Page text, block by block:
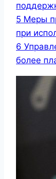
5 Меры
при
6
более